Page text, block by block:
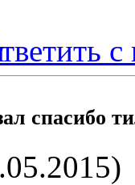
с
cпасибо